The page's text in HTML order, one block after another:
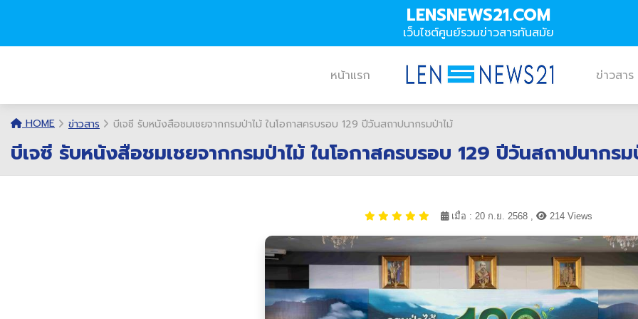
LENSNEWS21.COM
เว็บไซต์ศูนย์รวมข่าวสารทันสมัย
หน้าแรก ข่าวสาร
HOME ข่าวสาร บีเจซี รับหนังสือชมเชยจากกรมป่าไม้ ในโอกาสครบรอบ 129 ปีวันสถาปนากรมป่าไม้
บีเจซี รับหนังสือชมเชยจากกรมป่าไม้ ในโอกาสครบรอบ 129 ปีวันสถาปนากรม
เมื่อ : 20 ก.ย. 2568 , 214 Views